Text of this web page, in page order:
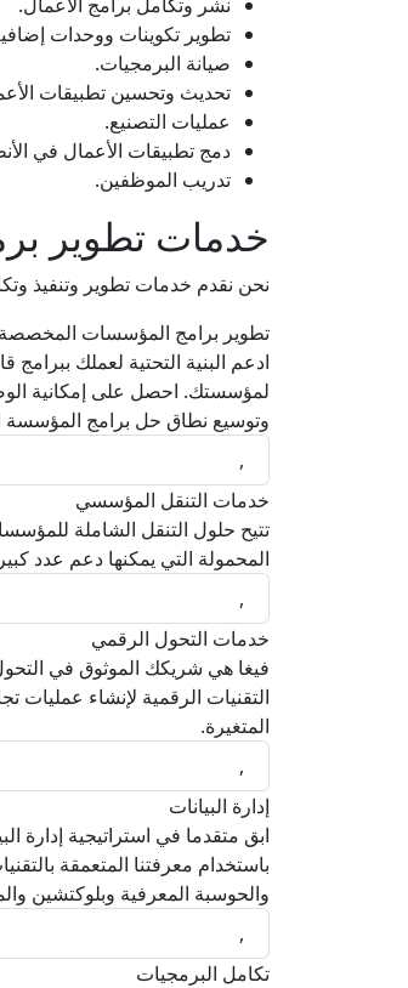
تطوير تكوينات ووحدات
صيانة البرمجيات.
تحديث وتحسين تطبيقات
عمليات التصنيع.
دمج تطبيقات الأعمال في
تدريب الموظفين.
خدمات تطوير
نحن نقدم خدمات تطوير وتنفيذ
تطوير برامج المؤسسات المخصصة
ادعم البنية التحتية لعملك
لمؤسستك. احصل على إمكانية
وتوسيع نطاق حل برامج المؤسسة
,
خدمات التنقل المؤسسي
تتيح حلول التنقل الشاملة
المحمولة التي يمكنها دعم عدد
,
خدمات التحول الرقمي
فيغا هي شريكك الموثوق في
التقنيات الرقمية لإنشاء عمليات
المتغيرة.
,
إدارة البيانات
ابق متقدما في استراتيجية إدارة
باستخدام معرفتنا المتعمقة
والحوسبة المعرفية وبلوكتشين
,
تكامل البرمجيات